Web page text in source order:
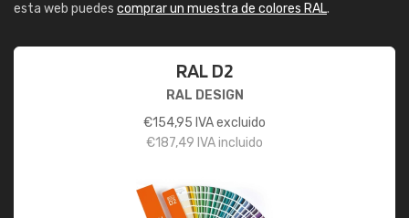
esta web puedes comprar un muestra de colores RAL.
RAL D2
RAL DESIGN
€154,95 IVA excluido
€187,49 IVA incluido